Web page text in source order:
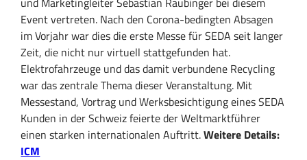
Event vertreten. Nach den Corona-bedingten Absagen
im Vorjahr war dies die erste Messe für SEDA seit langer
Zeit, die nicht nur virtuell stattgefunden hat.
Elektrofahrzeuge und das damit verbundene Recycling
war das zentrale Thema dieser Veranstaltung. Mit
Messestand, Vortrag und Werksbesichtigung eines SEDA
Kunden in der Schweiz feierte der Weltmarktführer
einen starken internationalen Auftritt.Weitere Details:
ICM